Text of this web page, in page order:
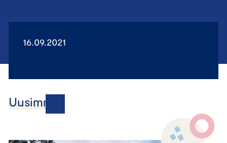
16.09.2021
Uusimmat